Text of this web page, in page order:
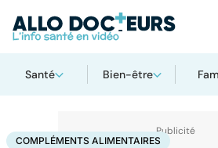
Santé Bien-être
AccueilSantéMédicamentsCompléments
COMPLÉMENTS ALIMENTAIRES